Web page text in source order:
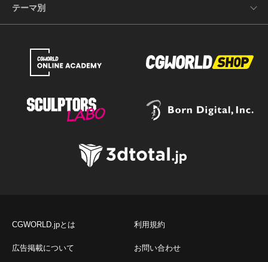
テーマ別
CGWORLD.jpとは 利用規約
広告掲載について お問い合わせ